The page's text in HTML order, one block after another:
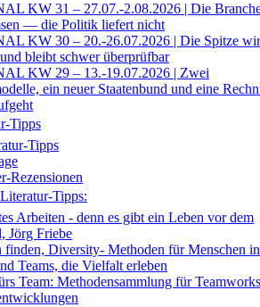
KW 31 – 27.07.-2.08.2026 | Die
— die Politik liefert nicht
KW 30 – 20.-26.07.2026 | Die Spitze
bleibt schwer überprüfbar
KW 29 – 13.-19.07.2026 | Zwei
ein neuer Staatenbund und eine
Tipps
Tipps
Rezensionen
Literatur-Tipps:
Arbeiten - denn es gibt ein Leben vor dem
Jörg Friebe
finden, Diversity- Methoden für Menschen in
Teams, die Vielfalt erleben
Team: Methodensammlung für